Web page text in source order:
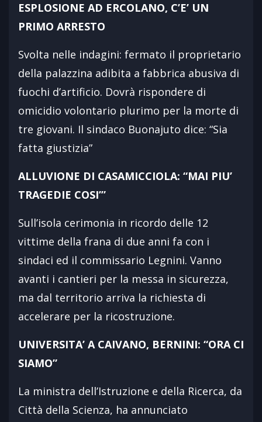
ESPLOSIONE AD ERCOLANO, C’E’ UN
PRIMO ARRESTO
Svolta nelle indagini: fermato il proprietario
della palazzina adibita a fabbrica abusiva di
fuochi d’artificio. Dovrà rispondere di
omicidio volontario plurimo per la morte di
tre giovani. Il sindaco Buonajuto dice: “Sia
fatta giustizia”
ALLUVIONE DI CASAMICCIOLA: “MAI PIU’
TRAGEDIE COSI’”
Sull’isola cerimonia in ricordo delle 12
vittime della frana di due anni fa con i
sindaci ed il commissario Legnini. Vanno
avanti i cantieri per la messa in sicurezza,
ma dal territorio arriva la richiesta di
accelerare per la ricostruzione.
UNIVERSITA’ A CAIVANO, BERNINI: “ORA CI
SIAMO”
La ministra dell’Istruzione e della Ricerca, da
Città della Scienza, ha annunciato